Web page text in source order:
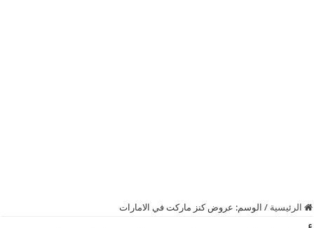
الرئيسية / الوسم: عروض كنز ماركت في الامارات